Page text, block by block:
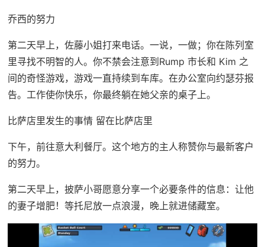
乔西的努力
第二天早上，佐藤小姐打来电话。一说，一做；你在陈列室
里寻找不明智的人。你不禁会注意到Rump 市长和 Kim 之
间的奇怪游戏，游戏一直持续到车库。在办公室向约瑟芬报
告。工作使你快乐，你最终躺在她父亲的桌子上。
比萨店里发生的事情 留在比萨店里
下午，前往意大利餐厅。这个地方的主人称赞你与最新客户
的努力。
第二天早上，披萨小哥愿意分享一个必要条件的信息：让他
的妻子增肥！等托尼放一点浪漫，晚上就进储藏室。